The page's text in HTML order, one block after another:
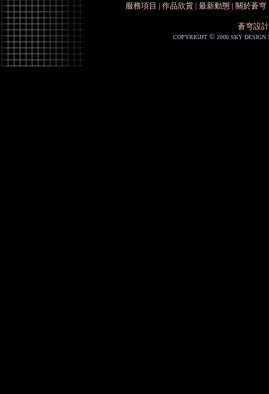
服務項目 | 作品欣賞| 最新動態| 關於蒼穹
蒼穹設
COPYRIGHT ©2000 SKY DESIGN